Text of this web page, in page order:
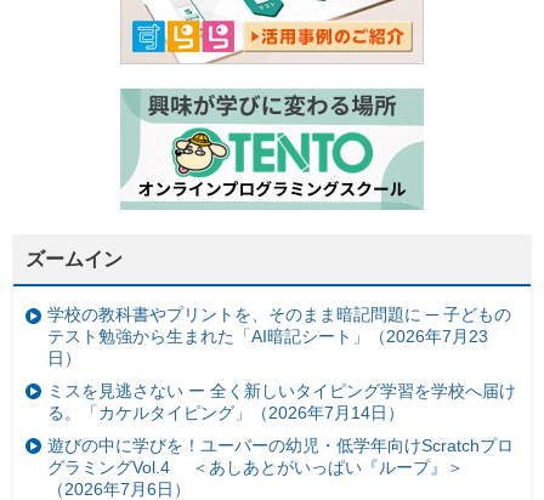
ズームイン
学校の教科書やプリントを、そのまま暗記問題に ─ 子どもの
テスト勉強から生まれた「AI暗記シート」（2026年7月23
日）
ミスを見逃さない ー 全く新しいタイピング学習を学校へ届け
る。「カケルタイピング」（2026年7月14日）
遊びの中に学びを！ユーバーの幼児・低学年向けScratchプロ
グラミングVol.4 ＜あしあとがいっぱい『ループ』＞
（2026年7月6日）